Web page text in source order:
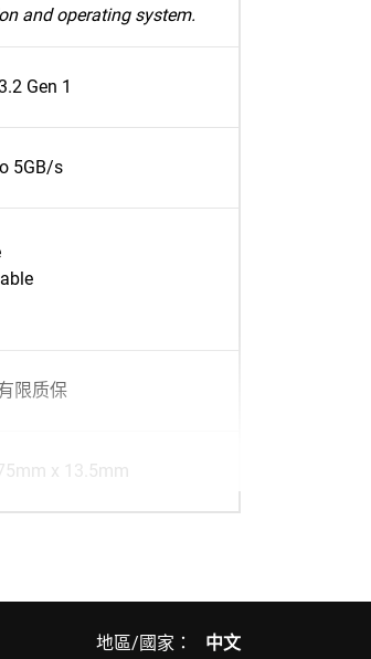
and operating system.
Gen 1
5GB/s
限质保
x 13.5mm
地區/國家： 中文